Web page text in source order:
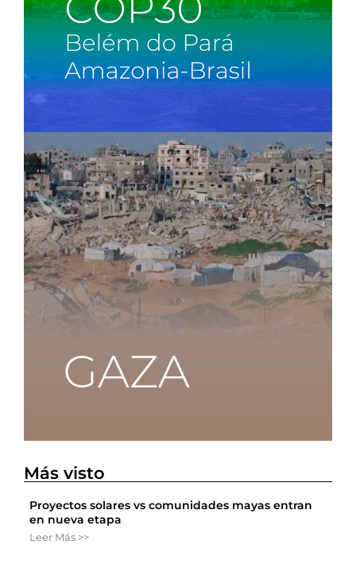
Más visto
Proyectos solares vs comunidades mayas entran
en nueva etapa
Leer Más >>